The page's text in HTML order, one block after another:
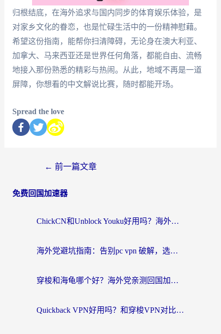
归根结底，在海外追求与国内同步的体育娱乐体验，是
对家乡文化的眷恋，也是忙碌生活中的一份精神慰藉。
希望这份指南，能帮你扫清障碍，无论身在澳大利亚、
加拿大、马来西亚还是世界任何角落，都能自由、流畅
地接入那份熟悉的精彩与热闹。从此，地域不再是一道
屏障，你想看的中文解说比赛，随时都能开场。
Spread the love
← 前一篇文章
免费回国加速器
ChickCN和Unblock Youku好用吗？海外党亲测3款回国加速器，附iOS免费选择指南
海外党避坑指南：告别pc vpn 破解，选对回国加速器轻松访问国内资源
穿梭和海龟哪个好？海外党亲测回国加速器，附电脑免费VPN推荐
Quickback VPN好用吗？和穿梭VPN对比哪个回国效果更好？海外党必看的真实测评与选择指南